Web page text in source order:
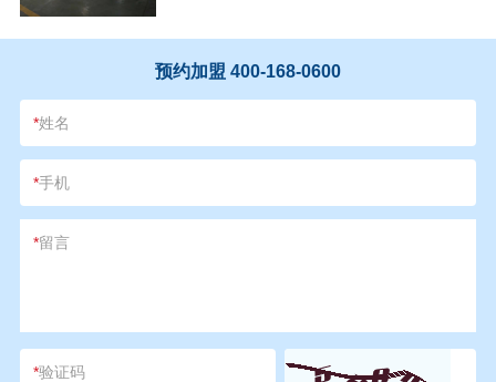
预约加盟 400-168-0600
*姓名
*手机
*留言
*验证码